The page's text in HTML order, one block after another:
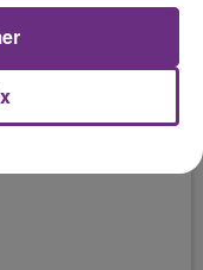
2 - LE...